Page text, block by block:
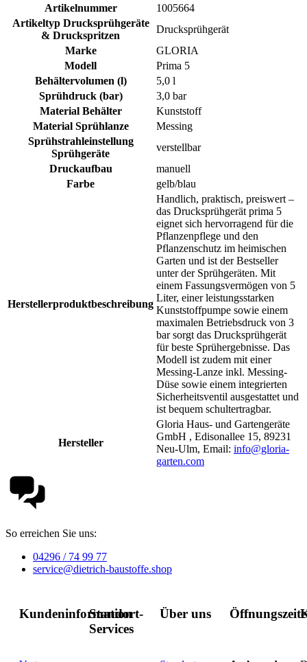
Artikelnummer
1005664
Artikeltyp Drucksprühgeräte
& Druckspritzen
Drucksprühgerät
Marke
GLORIA
Modell
Prima 5
Behältervolumen (l)
5,0 l
Sprühdruck (bar)
3,0 bar
Material Behälter
Kunststoff
Material Sprühlanze
Messing
Sprühstrahleinstellung
Sprühgeräte
verstellbar
Druckaufbau
manuell
Farbe
gelb/blau
Herstellerproduktbeschreibung
Handlich, praktisch, preiswert –
das Drucksprühgerät prima 5
eignet sich hervorragend für die
Pflanzenpflege und den
Pflanzenschutz im heimischen
Garten und ist der Bestseller
unter der Sprühgeräten. Mit
einem Fassungsvermögen von 5
Liter, einer leistungsstarken
Kunststoffpumpe sowie einem
maximalen Betriebsdruck von 3
bar sorgt das Drucksprühgerät
für beste Sprühergebnisse. Das
Modell ist zudem mit einer
Messing-Lanze inkl. Messing-
Düse sowie einem integrierten
Sicherheitsventil ausgestattet und
ist bequem schultertragbar.
Hersteller
Gloria Haus- und Gartengeräte
GmbH , Edisonallee 15, 89231
Neu-Ulm, Email: info@gloria-
garten.com
So erreichen Sie uns:
04296 / 74 99 77
service@dietrich-baustoffe.shop
Kundeninformation
Standort-
Services
Über uns